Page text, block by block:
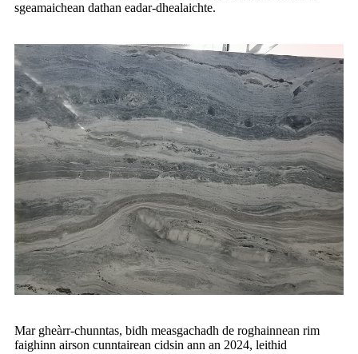
sgeamaichean dathan eadar-dhealaichte.
Mar gheàrr-chunntas, bidh measgachadh de roghainnean rim
faighinn airson cunntairean cidsin ann an 2024, leithid